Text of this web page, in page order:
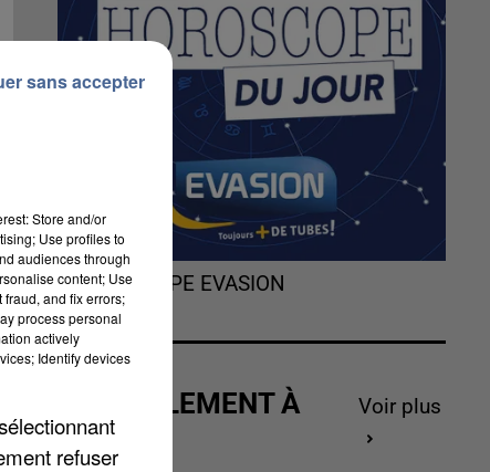
L'HOROSCOPE EVASION
ACTUELLEMENT À
GAGNER
Voir plus
Store and/or
Use profiles to
audiences through
content; Use
and fix errors;
process personal
actively
Identify devices
refuser
sans accepter